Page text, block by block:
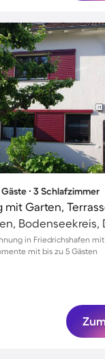
∙ 3 Schlafzimmer
mit Garten,
Bodenseekreis,
in Friedrichshafen
mit bis zu 5 Gästen